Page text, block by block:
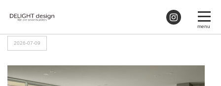
2026-07-09